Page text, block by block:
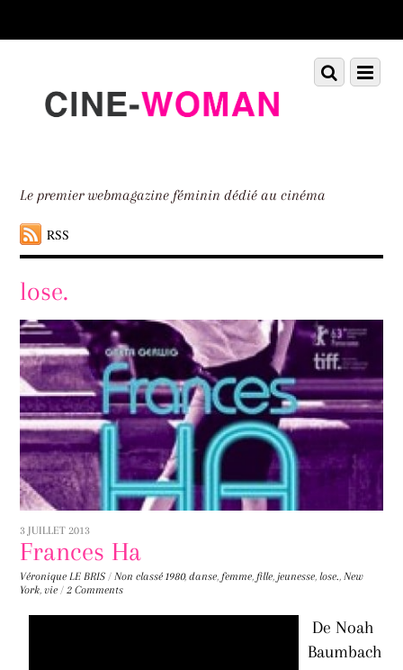
down
Le premier webmagazine féminin dédié au cinéma
RSS
Menu
Scroll
down
lose.
3 JUILLET 2013
Frances Ha
Véronique LE BRIS / Non classé 1980,danse, femme, fille, jeunesse,lose., New
York,vie / 2 Comments
De Noah
Baumbach